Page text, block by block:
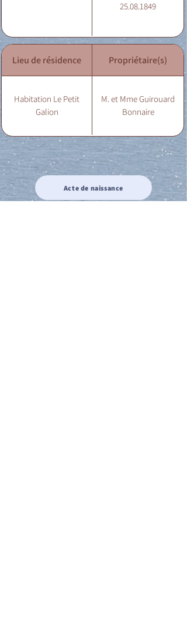
25.08.1849
Lieu de résidence Propriétaire(s)
Habitation Le Petit
Galion
M. et Mme Guirouard
Bonnaire
Acte de naissance